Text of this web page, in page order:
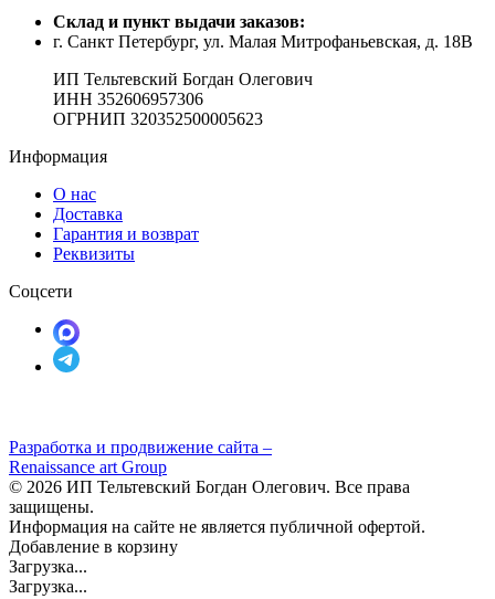
Cклад и пункт выдачи заказов:
г. Санкт Петербург, ул. Малая Митрофаньевская, д. 18В
ИП Тельтевский Богдан Олегович
ИНН 352606957306
ОГРНИП 320352500005623
Информация
О нас
Доставка
Гарантия и возврат
Реквизиты
Соцсети
Разработка и продвижение сайта –
Renaissance art Group
© 2026 ИП Тельтевский Богдан Олегович. Все права
защищены.
Информация на сайте не является публичной офертой.
Добавление в корзину
Загрузка...
Загрузка...